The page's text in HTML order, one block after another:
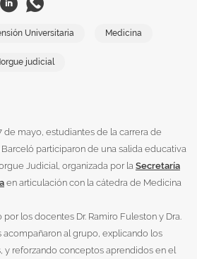
Universitaria Medicina
judicial
de mayo, estudiantes de la carrera de
participaron de una salida educativa
Judicial, organizada por la Secretaría
en articulación con la cátedra de Medicina
los docentes Dr. Ramiro Fuleston y Dra.
al grupo, explicando los
y reforzando conceptos aprendidos en el